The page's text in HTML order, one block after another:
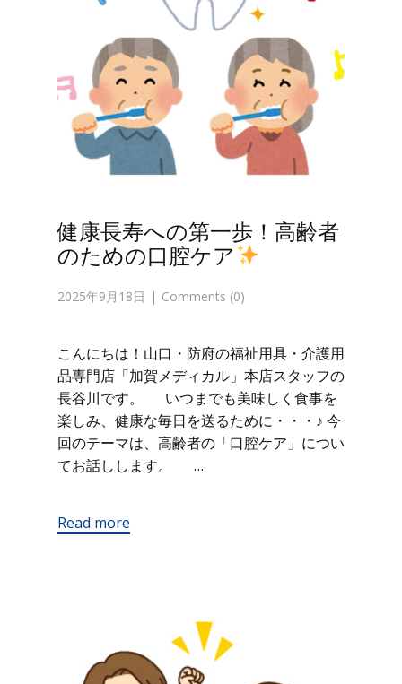
健康長寿への第一歩！高齢者
のための口腔ケア
2025年9月18日 Comments (0)
こんにちは！山口・防府の福祉用具・介護用
品専門店「加賀メディカル」本店スタッフの
長谷川です。 いつまでも美味しく食事を
楽しみ、健康な毎日を送るために・・・♪ 今
回のテーマは、高齢者の「口腔ケア」につい
てお話しします。 …
Read more